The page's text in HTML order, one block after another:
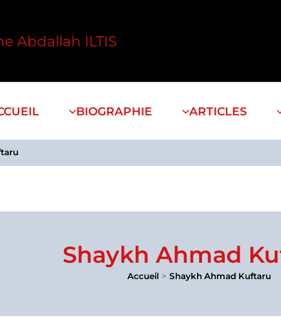
Abdallah ILTIS
BIOGRAPHIE ARTICLES
Shaykh Ahmad
Accueil Shaykh Ahmad Kuftaru